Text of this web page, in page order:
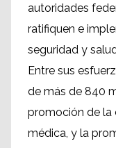
autoridades
ratifiquen e
seguridad y
Entre sus
de más de 840
promoción de la
médica, y la